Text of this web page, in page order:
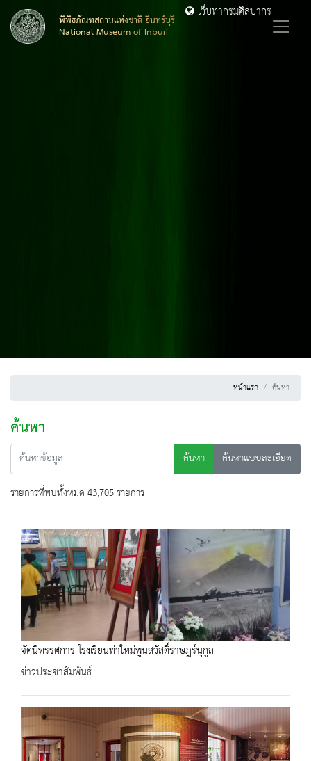
พิพิธภัณฑสถานแห่งชาติ อินทร์บุรี
National Museum of Inburi
เว็บท่ากรมศิลปากร
หน้าแรก ค้นหา
ค้นหา
ค้นหา
ค้นหาแบบละเอียด
รายการที่พบทั้งหมด 43,705 รายการ
จัดนิทรรศการ โรงเรียนท่าใหม่พูนสวัสดิ์ราษฎร์นุกูล
ข่าวประชาสัมพันธ์